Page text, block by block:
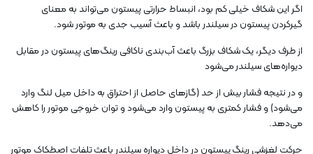
اگر این شکاف خیلی کم بود، انبساط حرارتی پیستون می‌تواند به معنای
گیرکردن پیستون در سیلندر باشد و باعث آسیب جدی به موتور شود.
از طرف دیگر، یک شکاف بزرگ باعث آب‌بندی ناکافی رینگ‌های پیستون در مقابل
دیواره‌های سیلندر می‌شود
و در نتیجه فشار بیش از حد (گازهای حاصل از احتراق به داخل میل لنگ وارد
می‌شود) و فشار کمتری به پیستون وارد می‌شود و توان خروجی موتور را کاهش
می‌دهد.
حرکت لغزشی رینگ پیستون در داخل دیواره سیلندر باعث تلفات اصطکاک موتور